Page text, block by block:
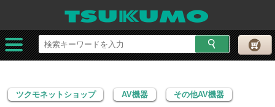
ツクモネットショップ AV機器 その他AV機器
ツクモネットショップ AV機器 その他AV機器